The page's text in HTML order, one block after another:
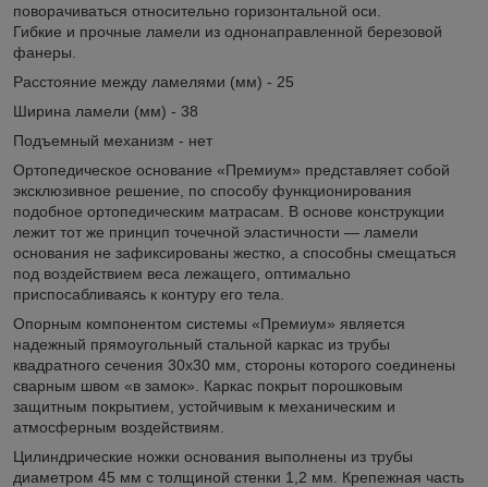
поворачиваться относительно горизонтальной оси.
Гибкие и прочные ламели из однонаправленной березовой
фанеры.
Расстояние между ламелями (мм) - 25
Ширина ламели (мм) - 38
Подъемный механизм - нет
Ортопедическое основание «Премиум» представляет собой
эксклюзивное решение, по способу функционирования
подобное ортопедическим матрасам. В основе конструкции
лежит тот же принцип точечной эластичности — ламели
основания не зафиксированы жестко, а способны смещаться
под воздействием веса лежащего, оптимально
приспосабливаясь к контуру его тела.
Опорным компонентом системы «Премиум» является
надежный прямоугольный стальной каркас из трубы
квадратного сечения 30х30 мм, стороны которого соединены
сварным швом «в замок». Каркас покрыт порошковым
защитным покрытием, устойчивым к механическим и
атмосферным воздействиям.
Цилиндрические ножки основания выполнены из трубы
диаметром 45 мм с толщиной стенки 1,2 мм. Крепежная часть